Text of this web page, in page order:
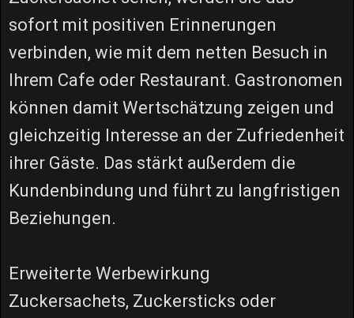
sofort mit positiven Erinnerungen
verbinden, wie mit dem netten Besuch in
Ihrem Cafe oder Restaurant. Gastronomen
können damit Wertschätzung zeigen und
gleichzeitig Interesse an der Zufriedenheit
ihrer Gäste. Das stärkt außerdem die
Kundenbindung und führt zu langfristigen
Beziehungen.
Erweiterte Werbewirkung
Zuckersachets, Zuckersticks oder